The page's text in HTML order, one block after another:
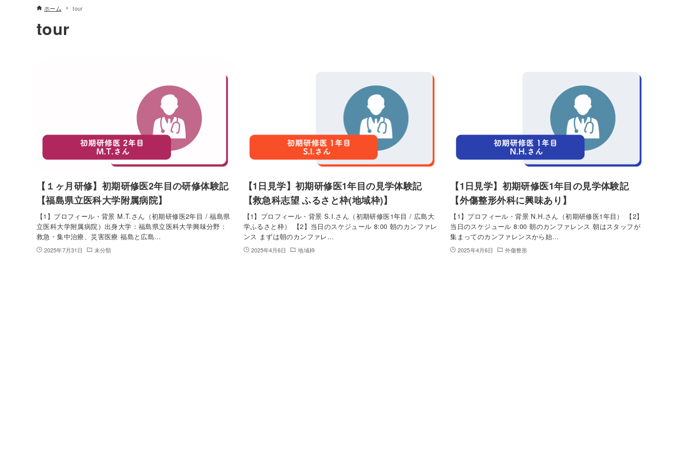
ホーム tour
tour
【１ヶ月研修】初期研修医2年目の研修体験記
【福島県立医科大学附属病院】
【1】プロフィール・背景 M.T.さん（初期研修医2年目 / 福島県
立医科大学附属病院）出身大学：福島県立医科大学興味分野：
救急・集中治療、災害医療 福島と広島…
2025年7月31日 未分類
【1日見学】初期研修医1年目の見学体験記
【救急科志望 ふるさと枠(地域枠)】
【1】プロフィール・背景 S.I.さん（初期研修医1年目 / 広島大
学ふるさと枠） 【2】当日のスケジュール 8:00 朝のカンファレ
ンス まずは朝のカンファレ…
2025年4月6日 地域枠
【1日見学】初期研修医1年目の見学体験記
【外傷整形外科に興味あり】
【1】プロフィール・背景 N.H.さん（初期研修医1年目） 【2】
当日のスケジュール 8:00 朝のカンファレンス 朝はスタッフが
集まってのカンファレンスから始…
2025年4月6日 外傷整形